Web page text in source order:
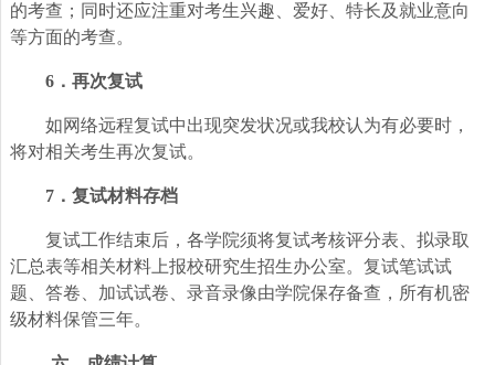
的考查；同时还应注重对考生兴趣、爱好、特长及就业意向
等方面的考查。
6 ．再次复试
如网络远程复试中出现突发状况或我校认为有必要时，
将对相关考生再次复试。
7 ．复试材料存档
复试工作结束后，各学院须将复试考核评分表、拟录取
汇总表等相关材料上报校研究生招生办公室。 复试笔试试
题、答卷、加试试卷、录音录像由学院保存备查，所有机密
级材料保管三年。